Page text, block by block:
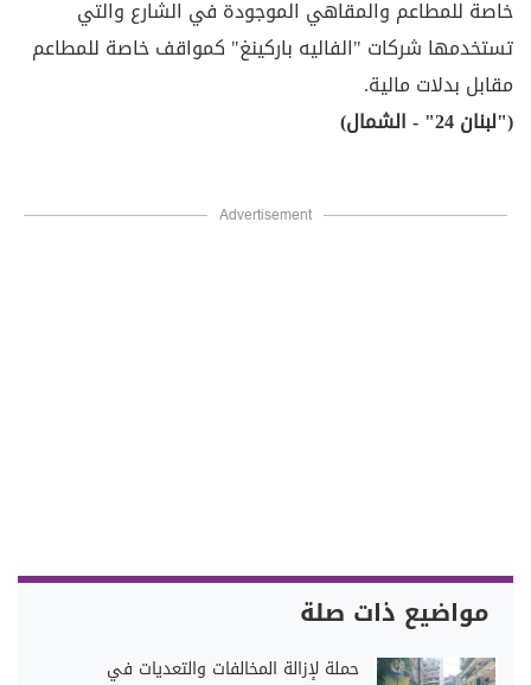
خاصة للمطاعم والمقاهي الموجودة في الشارع والتي
تستخدمها شركات "الفاليه باركينغ" كمواقف خاصة للمطاعم
مقابل بدلات مالية.
("لبنان 24" - الشمال)
Advertisement
مواضيع ذات صلة
حملة لإزالة المخالفات والتعديات في